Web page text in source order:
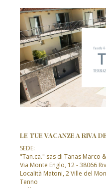
LE TUE VACANZE A RIVA
SEDE:
"Tan.ca." sas di Tanas Marco
Via Monte Englo, 12 - 38066
Località Matoni, 2 Ville del
Tenno